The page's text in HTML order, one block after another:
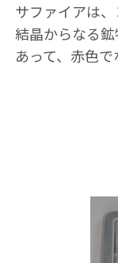
サファイアは
結晶からなる
あって、赤色で